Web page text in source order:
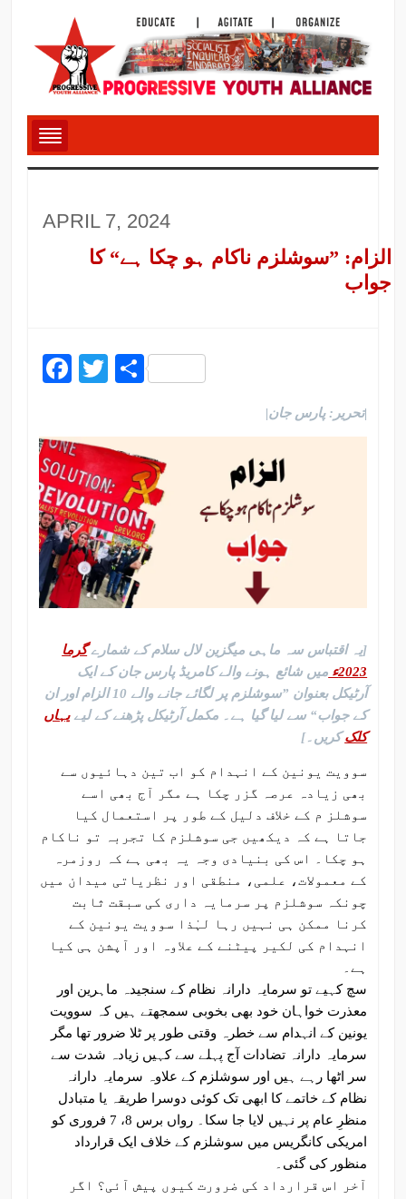
APRIL 7, 2024
الزام: ”سوشلزم ناکام ہو چکا ہے“ کا
جواب
Facebook
Twitter
Share
|تحریر: پارس جان|
[یہ اقتباس سہ ماہی میگزین لال سلام کے شمارےگرما
2023ء
میں شائع ہونے والے کامریڈ پارس جان کے ایک
آرٹیکل بعنوان ”سوشلزم پر لگائے جانے والے 10 الزام اور ان
کے جواب“ سے لیا گیا ہے۔ مکمل آرٹیکل پڑھنے کے لیےیہاں
کلککریں۔]
سوویت یونین کے انہدام کو اب تین دہائیوں سے
بھی زیادہ عرصہ گزر چکا ہے مگر آج بھی اسے
سوشلز م کے خلاف دلیل کے طور پر استعمال کیا
جاتا ہے کہ دیکھیں جی سوشلزم کا تجربہ تو ناکام
ہو چکا۔ اس کی بنیادی وجہ یہ بھی ہے کہ روزمرہ
کے معمولات، علمی، منطقی اور نظریاتی میدان میں
چونکہ سوشلزم پر سرمایہ داری کی سبقت ثابت
کرنا ممکن ہی نہیں رہا لہٰذا سوویت یونین کے
انہدام کی لکیر پیٹنے کے علاوہ اور آپشن ہی کیا
ہے۔
سچ کہیے تو سرمایہ دارانہ نظام کے سنجیدہ ماہرین اور
معذرت خواہان خود بھی بخوبی سمجھتے ہیں کہ سوویت
یونین کے انہدام سے خطرہ وقتی طور پر ٹلا ضرور تھا مگر
سرمایہ دارانہ تضادات آج پہلے سے کہیں زیادہ شدت سے
سر اٹھا رہے ہیں اور سوشلزم کے علاوہ سرمایہ دارانہ
نظام کے خاتمے کا ابھی تک کوئی دوسرا طریقہ یا متبادل
منظرِ عام پر نہیں لایا جا سکا۔ رواں برس 8، 7 فروری کو
امریکی کانگریس میں سوشلزم کے خلاف ایک قرارداد
منظور کی گئی۔
آخر اس قرارداد کی ضرورت کیوں پیش آئی؟ اگر